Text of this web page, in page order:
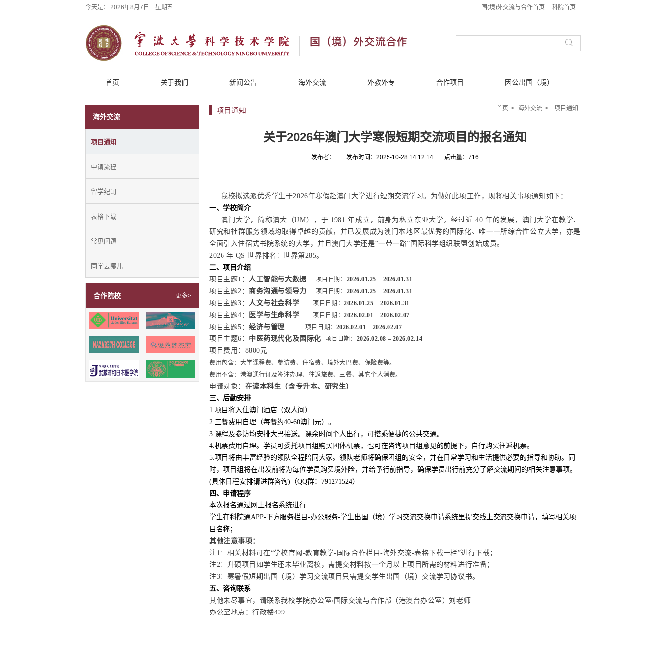
今天是： 2026年8月7日 星期五 国(境)外交流与合作首页 科院首页
首页 关于我们 新闻公告 海外交流 外教外专 合作项目 因公出国（境）
海外交流
项目通知
申请流程
留学纪闻
表格下载
常见问题
同学去哪儿
合作院校 更多>
项目通知 首页 > 海外交流 > 项目通知
关于2026年澳门大学寒假短期交流项目的报名通知
发布者： 发布时间：2025-10-28 14:12:14 点击量：716
我校拟选派优秀学生于2026年寒假赴澳门大学进行短期交流学习。为做好此项工作，现将相关事项通知如下：
一、学校简介
澳门大学，简称澳大（UM），于 1981 年成立，前身为私立东亚大学。经过近 40 年的发展，澳门大学在教学、
研究和社群服务领域均取得卓越的贡献，并已发展成为澳门本地区最优秀的国际化、唯一一所综合性公立大学，亦是
全面引入住宿式书院系统的大学，并且澳门大学还是“一带一路”国际科学组织联盟创始成员。
2026 年 QS 世界排名：世界第285。
二、项目介绍
项目主题1：人工智能与大数据 项目日期： 2026.01.25 – 2026.01.31
项目主题2：商务沟通与领导力 项目日期： 2026.01.25 – 2026.01.31
项目主题3：人文与社会科学 项目日期：2026.01.25 – 2026.01.31
项目主题4： 医学与生命科学 项目日期：2026.02.01 – 2026.02.07
项目主题5：经济与管理 项目日期： 2026.02.01 – 2026.02.07
项目主题6： 中医药现代化及国际化 项目日期： 2026.02.08 – 2026.02.14
项目费用：8800元
费用包含：大学课程费、参访费、住宿费、境外大巴费、保险费等。
费用不含：港澳通行证及签注办理、往返旅费、三餐、其它个人消费。
申请对象： 在读本科生（含专升本、研究生）
三、后勤安排
1.项目将入住澳门酒店（双人间）
2.三餐费用自理（每餐约40-60澳门元）。
3.课程及参访均安排大巴接送。课余时间个人出行，可搭乘便捷的公共交通。
4.机票费用自理。学员可委托项目组购买团体机票；也可在咨询项目组意见的前提下，自行购买往返机票。
5.项目将由丰富经验的领队全程陪同大家。领队老师将确保团组的安全，并在日常学习和生活提供必要的指导和协助。同
时，项目组将在出发前将为每位学员购买境外险，并给予行前指导，确保学员出行前充分了解交流期间的相关注意事项。
(具体日程安排请进群咨询) （QQ群：791271524）
四、申请程序
本次报名通过网上报名系统进行
学生在科院通APP-下方服务栏目-办公服务-学生出国（境）学习交流交换申请系统里提交线上交流交换申请，填写相关项
目名称；
其他注意事项：
注1：相关材料可在“学校官网-教育教学-国际合作栏目-海外交流-表格下载一栏”进行下载；
注2：升硕项目如学生还未毕业离校，需提交材料按一个月以上项目所需的材料进行准备；
注3：寒暑假短期出国（境）学习交流项目只需提交学生出国（境）交流学习协议书。
五、咨询联系
其他未尽事宜，请联系我校学院办公室/国际交流与合作部（港澳台办公室）刘老师
办公室地点：行政楼409